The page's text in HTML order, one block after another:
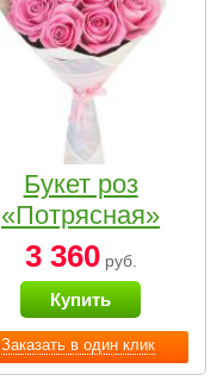
Заказать в один клик
Букет роз
«Потрясная»
3 360руб.
Купить